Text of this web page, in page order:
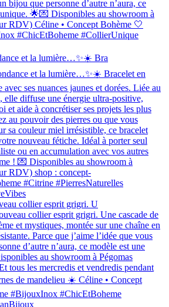
et la lumière…✨☀️ Bra
collier esprit grigri. U